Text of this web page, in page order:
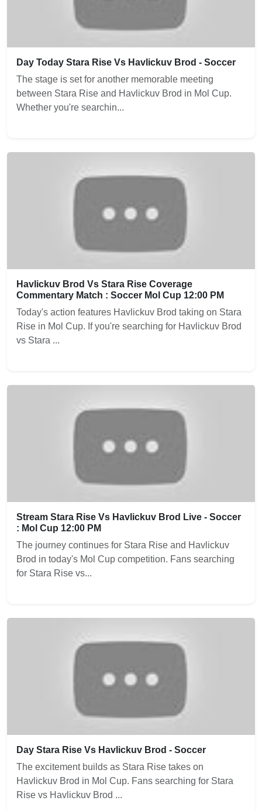
Day Today Stara Rise Vs Havlickuv Brod - Soccer
The stage is set for another memorable meeting
between Stara Rise and Havlickuv Brod in Mol Cup.
Whether you're searchin...
Havlickuv Brod Vs Stara Rise Coverage
Commentary Match : Soccer Mol Cup 12:00 PM
Today's action features Havlickuv Brod taking on Stara
Rise in Mol Cup. If you're searching for Havlickuv Brod
vs Stara ...
Stream Stara Rise Vs Havlickuv Brod Live - Soccer
: Mol Cup 12:00 PM
The journey continues for Stara Rise and Havlickuv
Brod in today's Mol Cup competition. Fans searching
for Stara Rise vs...
Day Stara Rise Vs Havlickuv Brod - Soccer
The excitement builds as Stara Rise takes on
Havlickuv Brod in Mol Cup. Fans searching for Stara
Rise vs Havlickuv Brod ...